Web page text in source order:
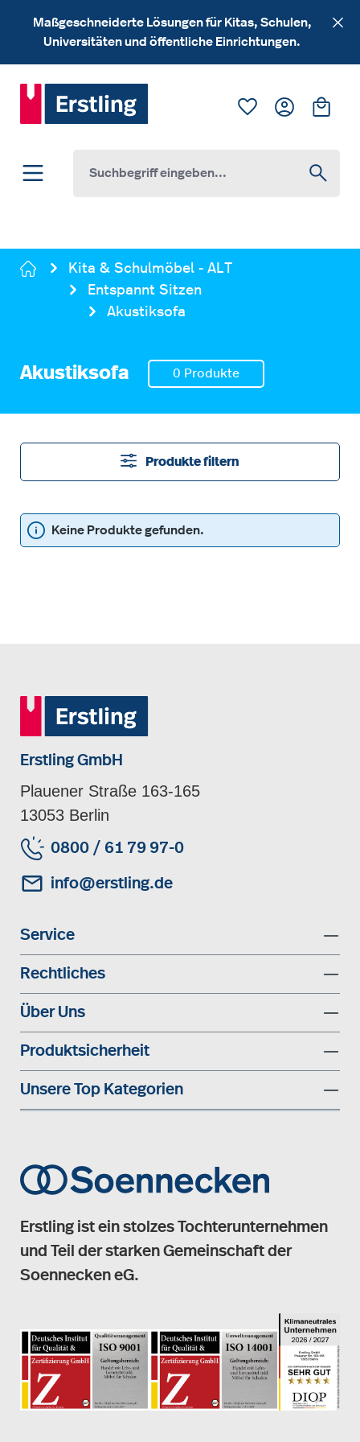
Zum Hauptinhalt springen
Maßgeschneiderte Lösungen für Kitas, Schulen,
Universitäten und öffentliche Einrichtungen.
Du hast 0
Kita & Schulmöbel - ALT
Entspannt Sitzen
Akustiksofa
Akustiksofa 0 Produkte
Produkte filtern
Keine Produkte gefunden.
Erstling GmbH
Plauener Straße 163-165
13053 Berlin
0800 / 61 79 97-0
info@erstling.de
Service
Rechtliches
Über Uns
Produktsicherheit
Unsere Top Kategorien
Erstling ist ein stolzes Tochterunternehmen
und Teil der starken Gemeinschaft der
Soennecken eG.